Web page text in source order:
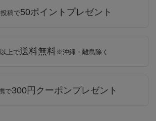
稿で50ポイントプレゼント
上で送料無料※沖縄・離島除く
で300円クーポンプレゼント